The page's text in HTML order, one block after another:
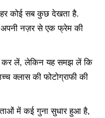
हर कोई सब कुछ देखता है.
अपनी नज़र से एक फ्रेम की
कर लें, लेकिन यह समझ लें कि
क्लास की फोटोग्राफी की
में कई गुना सुधार हुआ है,